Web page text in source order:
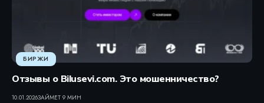
БИРЖИ
Отзывы о Bilusevi.com. Это мошенничество?
10.01.2026ЗАЙМЕТ 9 МИН